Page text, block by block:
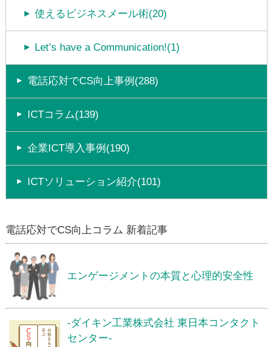
使えるビジネスメール術(20)
Let’s have a Communication!(1)
電話応対でCS向上事例(288)
ICTコラム(139)
企業ICT導入事例(190)
ICTソリューション紹介(101)
電話応対でCS向上コラム 新着記事
エンゲージメントの本質と心理的安全性
-ダイキン工業株式会社 東日本コンタクト
センター-